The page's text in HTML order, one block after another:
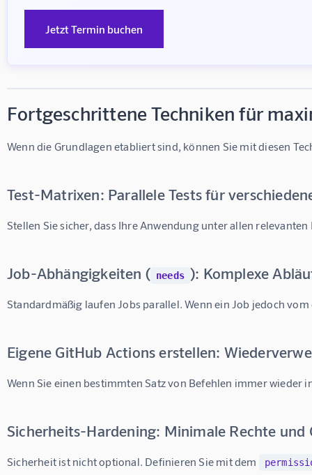
Jetzt Termin buchen
Fortgeschrittene Techniken für
Wenn die Grundlagen etabliert sind, können Sie mit diesen
Test-Matrixen: Parallele Tests für
Stellen Sie sicher, dass Ihre Anwendung unter allen
Job-Abhängigkeiten ( needs ): Komplexe
Standardmäßig laufen Jobs parallel. Wenn ein Job jedoch
Eigene GitHub Actions erstellen:
Wenn Sie einen bestimmten Satz von Befehlen immer
Sicherheits-Hardening: Minimale Rechte und
Sicherheit ist nicht optional. Definieren Sie mit dem